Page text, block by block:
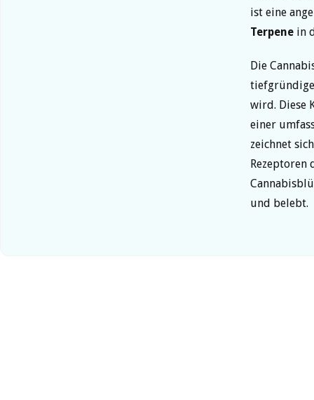
ist eine
Terpenein
Die
wird. Diese
einer
zeichnet
Rezeptoren
und belebt.